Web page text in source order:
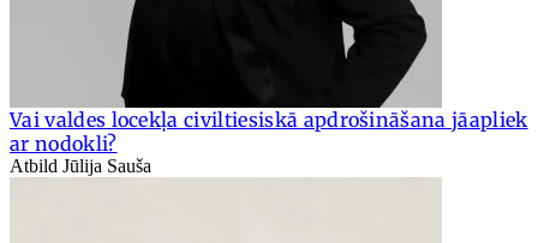
Vai valdes locekļa civiltiesiskā apdrošināšana jāapliek
ar nodokli?
Atbild Jūlija Sauša